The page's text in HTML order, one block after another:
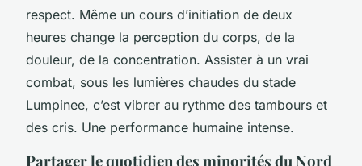
respect. Même un cours d’initiation de deux
heures change la perception du corps, de la
douleur, de la concentration. Assister à un vrai
combat, sous les lumières chaudes du stade
Lumpinee, c’est vibrer au rythme des tambours et
des cris. Une performance humaine intense.
Partager le quotidien des minorités du Nord